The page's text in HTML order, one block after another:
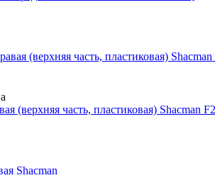
(верхняя часть, пластиковая) Shacman